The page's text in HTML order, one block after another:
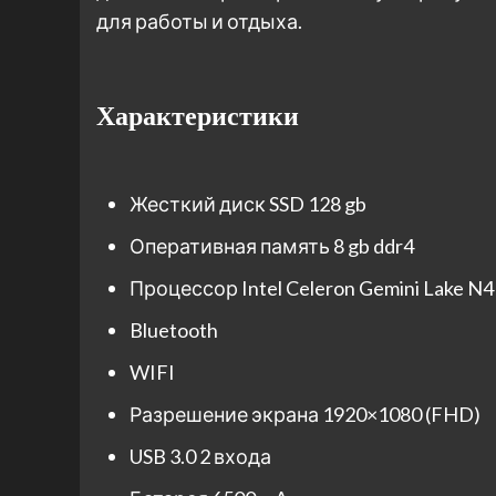
для работы и отдыха.
Характеристики
Жесткий диск SSD 128 gb
Оперативная память 8 gb ddr4
Процессор Intel Celeron Gemini Lake
Bluetooth
WIFI
Разрешение экрана 1920×1080 (FHD)
USB 3.0 2 входа